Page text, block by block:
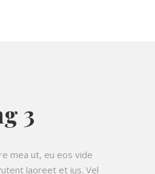
3
mea ut, eu eos vide
laoreet et ius. Vel